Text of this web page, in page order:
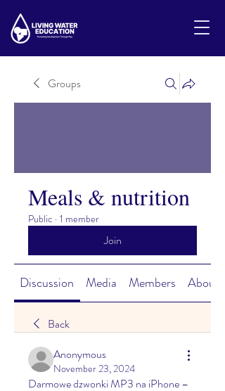
Groups
Meals & nutrition
Public · 1 member
Join
Discussion Media Members About
Back
Anonymous
November 23, 2024
Darmowe dzwonki MP3 na iPhone –